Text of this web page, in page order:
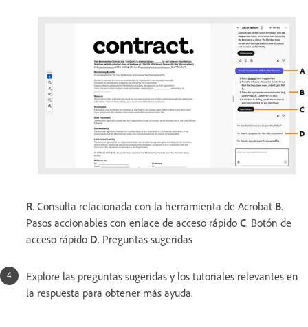
R. Consulta relacionada con la herramienta de Acrobat B.
Pasos accionables con enlace de acceso rápido C. Botón de
acceso rápido D. Preguntas sugeridas
Explore las preguntas sugeridas y los tutoriales relevantes en
la respuesta para obtener más ayuda.